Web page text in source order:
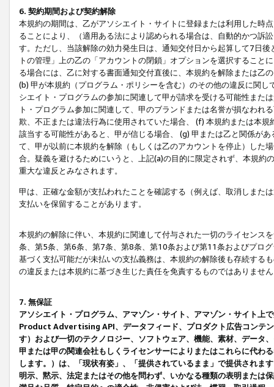
6. 契約期間および契約解除
本規約の期間は、乙がアソシエイト・サイトに登録または利用した時
ることにより、（適用ある法により認められる場合は、自動的かつ訴
す。ただし、当該解除の効力発生日は、通知交付日から起算して7日
トの管理」上の乙の「アカウントの閉鎖」オプションを選択するこ
る場合には、乙に対する書面通知交付直後に、本規約を解除または乙
(b) 甲が本規約（プログラム・ポリシーを含む）のその他の違反に関
シエイト・プログラムの参加に関連して甲が請求を受ける可能性また
ト・プログラム参加に関連して、甲のブランドまたは名誉が損なわれ
欺、不正または違法行為に使用されていた場合、 (f) 本規約または本
該当する可能性があると、甲が信じる場合、 (g) 甲または乙と関係が
て、甲が以前に本規約を解除（もしくは乙のアカウントを停止）した
合。疑義を避けるためにいうと、上記(a)の目的に限定されず、本規
重大な違反とみなされます。
甲は、正確な金額が支払われたことを確認する（例えば、取消しまた
支払いを保留することがあります。
本規約の解除に伴い、本規約に関連して付与された一切のライセンス
条、第5条、第6条、第7条、第8条、第10条および第11条およびプロ
基づく支払可能だが未払いの支払義務は、本規約の解除後も存続する
の違反または本規約に基づき生じた責任を免責するものではありませ
7. 無保証
アソシエイト・プログラム、アマゾン・サイト、アマゾン・サイト上
Product Advertising API、データフィード、プロダクト広告コンテ
す）および一切のテクノロジー、ソフトウェア、機能、素材、データ
甲または甲の関連会社もしくライセンサーによりまたはこれらに代わ
します。）は、「現状有姿」、「提供されているまま」で提供されま
明示、黙示、法定またはその他を問わず、いかなる種類の表明または